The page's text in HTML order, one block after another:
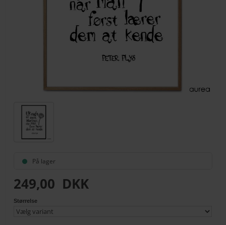
På lager
249,00 DKK
Størrelse